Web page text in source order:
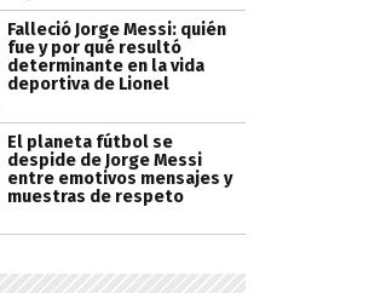
Falleció Jorge Messi: quién
fue y por qué resultó
determinante en la vida
deportiva de Lionel
El planeta fútbol se
despide de Jorge Messi
entre emotivos mensajes y
muestras de respeto